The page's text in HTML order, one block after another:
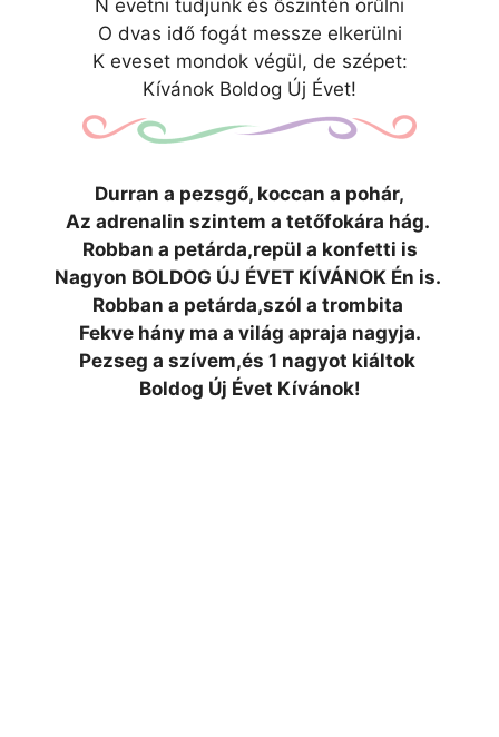
N evetni tudjunk és őszintén örűlni
O dvas idő fogát messze elkerülni
K eveset mondok végül, de szépet:
Kívánok Boldog Új Évet!
Durran a pezsgő, koccan a pohár,
Az adrenalin szintem a tetőfokára hág.
Robban a petárda,repül a konfetti is
Nagyon BOLDOG ÚJ ÉVET KÍVÁNOK Én is.
Robban a petárda,szól a trombita
Fekve hány ma a világ apraja nagyja.
Pezseg a szívem,és 1 nagyot kiáltok
Boldog Új Évet Kívánok!